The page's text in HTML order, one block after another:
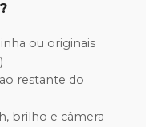
ou originais
restante do
brilho e câmera